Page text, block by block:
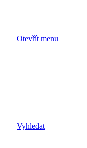
Otevřít menu
Vyhledat